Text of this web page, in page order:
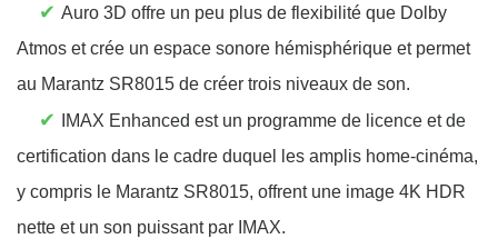
✔ Auro 3D offre un peu plus de flexibilité que Dolby
Atmos et crée un espace sonore hémisphérique et permet
au Marantz SR8015 de créer trois niveaux de son.
✔
IMAX Enhanced est un programme de licence et de
certification dans le cadre duquel les amplis home-cinéma,
y compris le Marantz SR8015, offrent une image 4K HDR
nette et un son puissant par IMAX.